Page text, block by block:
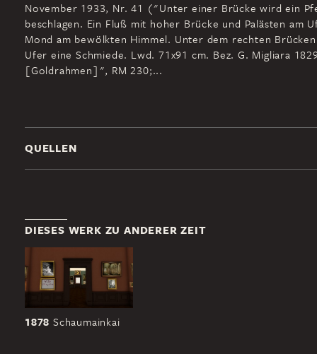
November 1933, Nr. 41 ("Unter einer Brücke wird ein
beschlagen. Ein Fluß mit hoher Brücke und Palästen am
Mond am bewölkten Himmel. Unter dem rechten
Ufer eine Schmiede. Lwd. 71x91 cm. Bez. G. Migliara
[Goldrahmen]", RM 230;...
QUELLEN
DIESES WERK ZU ANDERER ZEIT
1878 Schaumainkai